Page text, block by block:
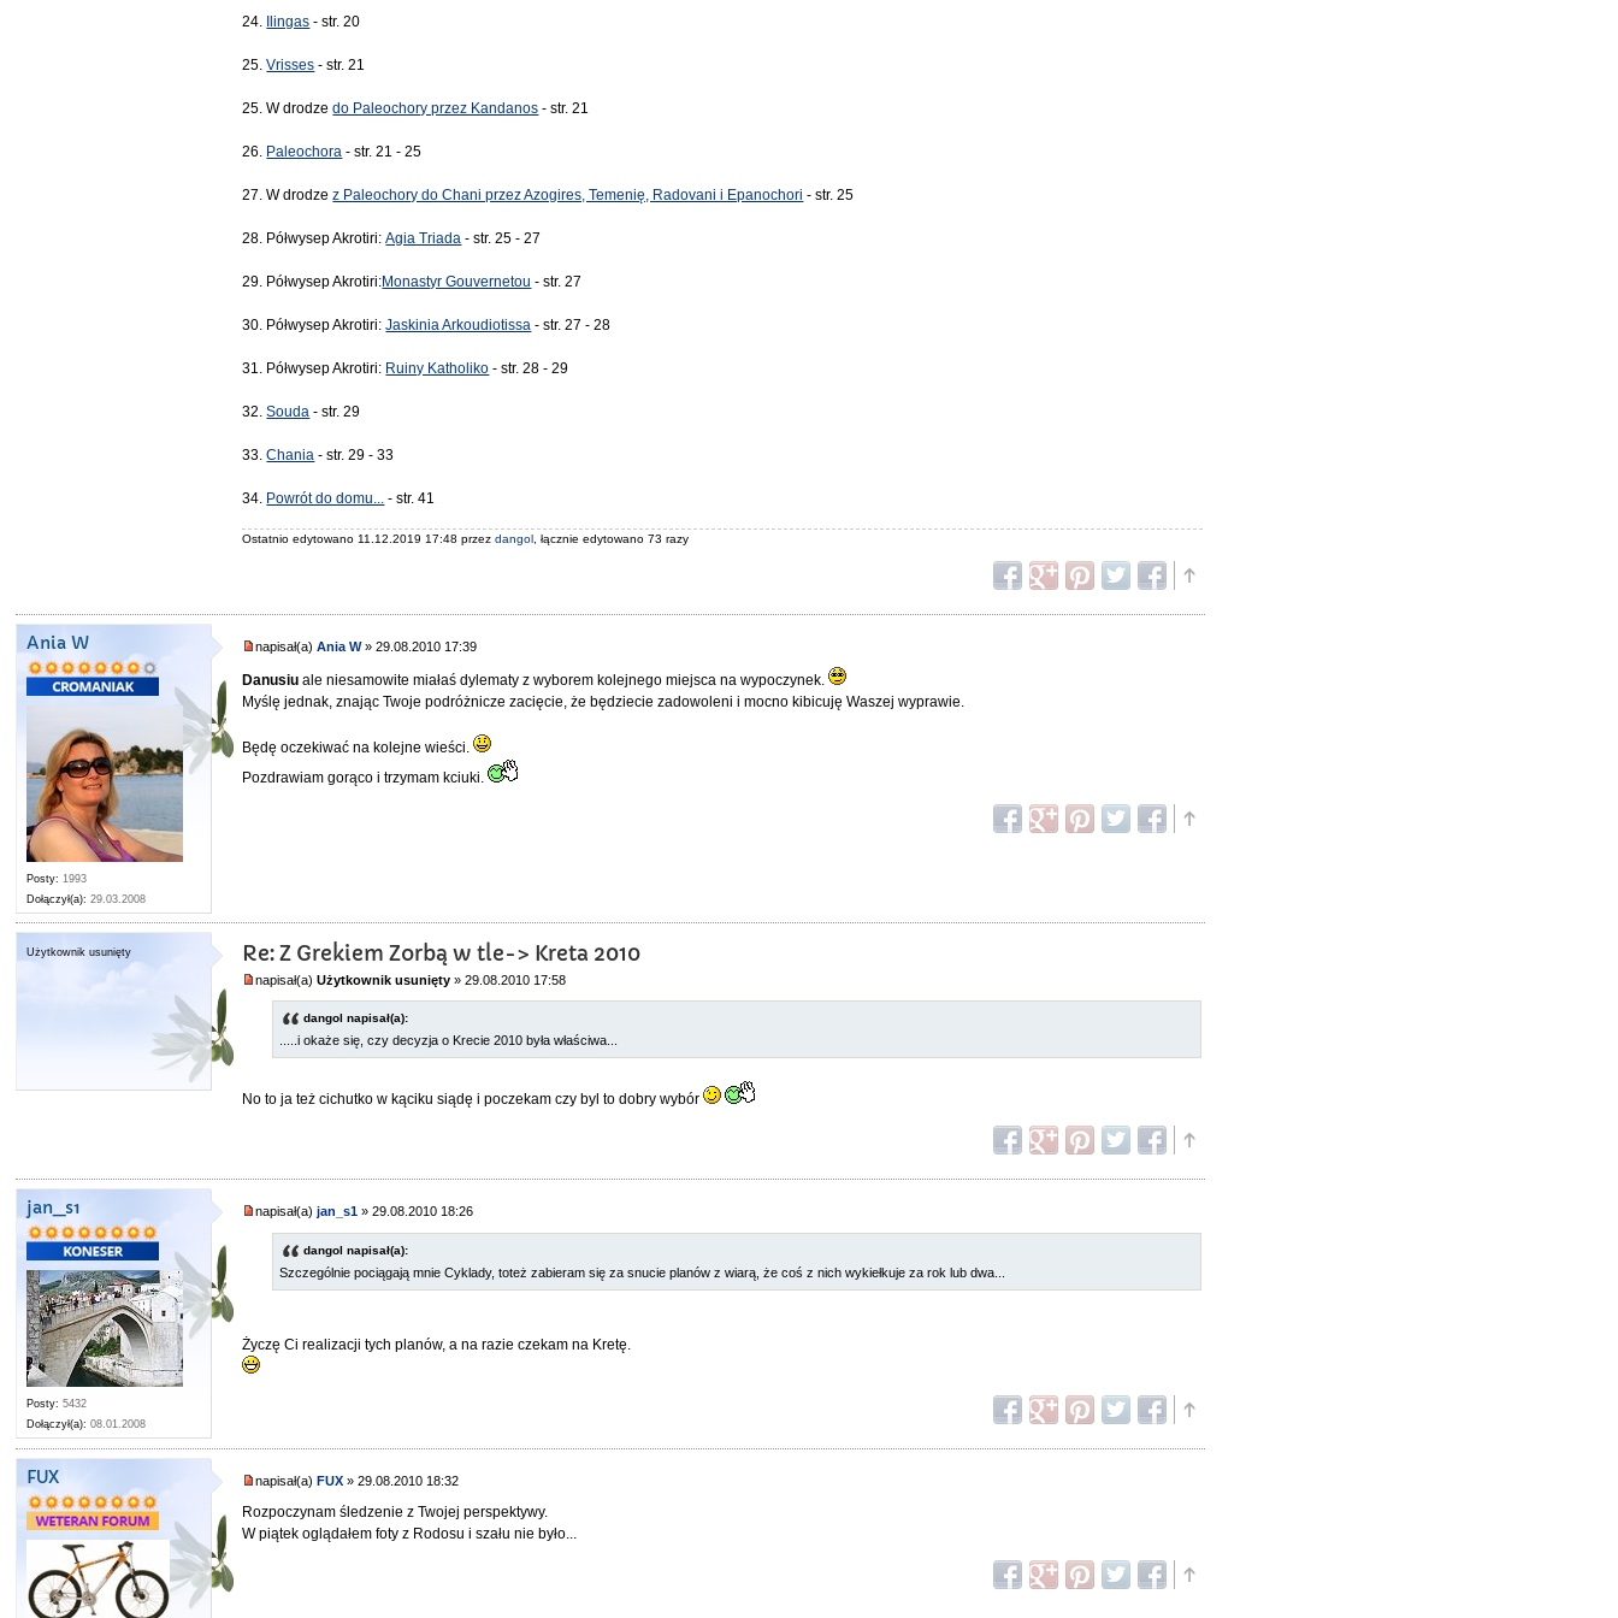
24. Ilingas - str. 20
25.Vrisses - str. 21
25. W drodzedo Paleochory przez Kandanos - str. 21
26. Paleochora - str. 21 - 25
27. W drodzez Paleochory do Chani przez Azogires, Temenię, Radovani i Epanochori - str. 25
28. Półwysep Akrotiri:Agia Triada - str. 25 - 27
29. Półwysep Akrotiri:Monastyr Gouvernetou - str. 27
30. Półwysep Akrotiri:Jaskinia Arkoudiotissa - str. 27 - 28
31. Półwysep Akrotiri: Ruiny Katholiko - str. 28 - 29
32.Souda - str. 29
33.Chania - str. 29 - 33
34. Powrót do domu... - str. 41
Ostatnio edytowano 11.12.2019 17:48 przezdangol , łącznie edytowano 73 razy
Ania W
Posty: 1993
Dołączył(a): 29.03.2008
napisał(a)Ania W» 29.08.2010 17:39
Danusiu ale niesamowite miałaś dylematy z wyborem kolejnego miejsca na wypoczynek.
Myślę jednak, znając Twoje podróżnicze zacięcie, że będziecie zadowoleni i mocno kibicuję Waszej wyprawie.
Będę oczekiwać na kolejne wieści.
Pozdrawiam gorąco i trzymam kciuki.
Użytkownik usunięty Re: Z Grekiem Zorbą w tle-> Kreta 2010
napisał(a)Użytkownik usunięty » 29.08.2010 17:58
dangol napisał(a):
.....i okaże się, czy decyzja o Krecie 2010 była właściwa...
No to ja też cichutko w kąciku siądę i poczekam czy byl to dobry wybór
jan_s1
Posty: 5432
Dołączył(a): 08.01.2008
napisał(a)jan_s1 » 29.08.2010 18:26
dangol napisał(a):
Szczególnie pociągają mnie Cyklady, toteż zabieram się za snucie planów z wiarą, że coś z nich wykiełkuje za rok lub dwa...
Życzę Ci realizacji tych planów, a na razie czekam na Kretę.
FUX napisał(a)FUX » 29.08.2010 18:32
Rozpoczynam śledzenie z Twojej perspektywy.
W piątek oglądałem foty z Rodosu i szału nie było...